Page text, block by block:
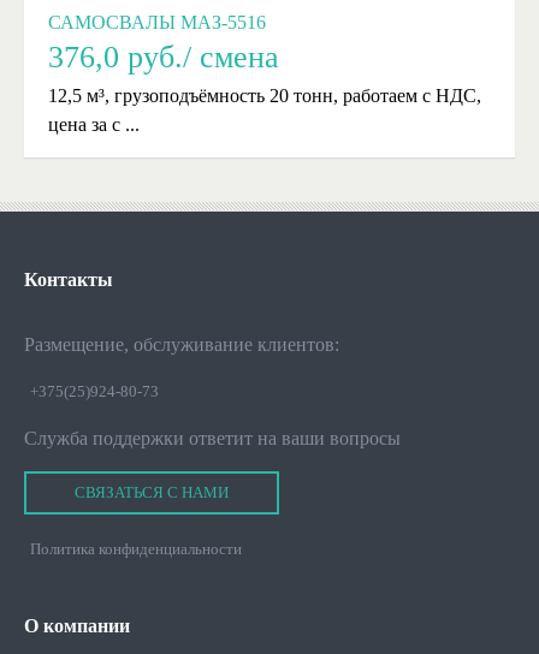
САМОСВАЛЫ МАЗ-5516
376,0 руб./ смена
12,5 м³, грузоподъёмность 20 тонн, работаем с НДС,
цена за с ...
Контакты
Размещение, обслуживание клиентов:
+375(25)924-80-73
Служба поддержки ответит на ваши вопросы
СВЯЗАТЬСЯ С НАМИ
Политика конфиденциальности
О компании